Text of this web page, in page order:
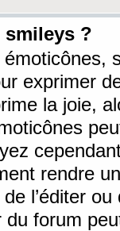
smileys ?
exprimer
la joie,
rendre
l’éditer
du forum